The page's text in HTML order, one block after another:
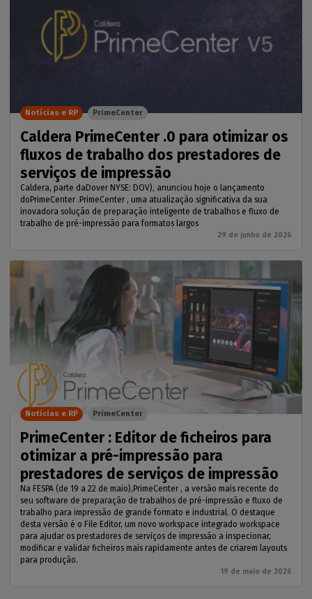
Caldera PrimeCenter .0 para otimizar os
fluxos de trabalho dos prestadores de
serviços de impressão
Caldera, parte daDover NYSE: DOV), anunciou hoje o lançamento
doPrimeCenter .PrimeCenter , uma atualização significativa da sua
inovadora solução de preparação inteligente de trabalhos e fluxo de
trabalho de pré-impressão para formatos largos
29 de junho de 2026
Notícias e RP PrimeCenter
PrimeCenter : Editor de ficheiros para
otimizar a pré-impressão para
prestadores de serviços de impressão
Na FESPA (de 19 a 22 de maio),PrimeCenter , a versão mais recente do
seu software de preparação de trabalhos de pré-impressão e fluxo de
trabalho para impressão de grande formato e industrial. O destaque
desta versão é o File Editor, um novo workspace integrado workspace
para ajudar os prestadores de serviços de impressão a inspecionar,
modificar e validar ficheiros mais rapidamente antes de criarem layouts
para produção.
19 de maio de 2026
Notícias e RP PrimeCenter